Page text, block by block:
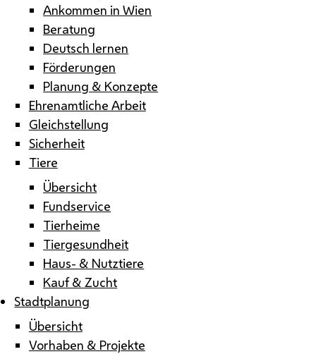
Ankommen in Wien
Beratung
Deutsch lernen
Förderungen
Planung & Konzepte
Ehrenamtliche Arbeit
Gleichstellung
Sicherheit
Tiere
Übersicht
Fundservice
Tierheime
Tiergesundheit
Haus- & Nutztiere
Kauf & Zucht
Stadtplanung
Übersicht
Vorhaben & Projekte